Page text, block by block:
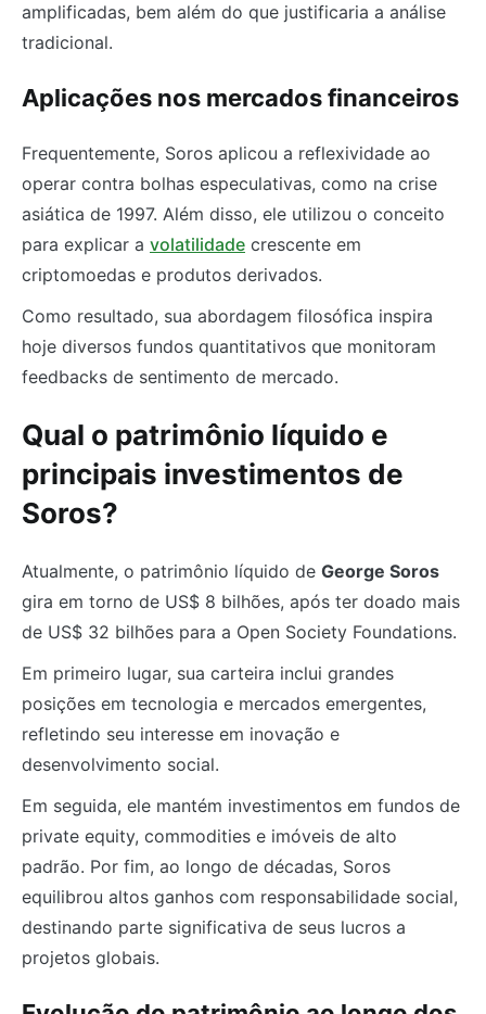
amplificadas, bem além do que justificaria a análise
tradicional.
Aplicações nos mercados financeiros
Frequentemente, Soros aplicou a reflexividade ao
operar contra bolhas especulativas, como na crise
asiática de 1997. Além disso, ele utilizou o conceito
para explicar a volatilidade crescente em
criptomoedas e produtos derivados.
Como resultado, sua abordagem filosófica inspira
hoje diversos fundos quantitativos que monitoram
feedbacks de sentimento de mercado.
Qual o patrimônio líquido e
principais investimentos de
Soros?
Atualmente, o patrimônio líquido de George Soros
gira em torno de US$ 8 bilhões, após ter doado mais
de US$ 32 bilhões para a Open Society Foundations.
Em primeiro lugar, sua carteira inclui grandes
posições em tecnologia e mercados emergentes,
refletindo seu interesse em inovação e
desenvolvimento social.
Em seguida, ele mantém investimentos em fundos de
private equity, commodities e imóveis de alto
padrão. Por fim, ao longo de décadas, Soros
equilibrou altos ganhos com responsabilidade social,
destinando parte significativa de seus lucros a
projetos globais.